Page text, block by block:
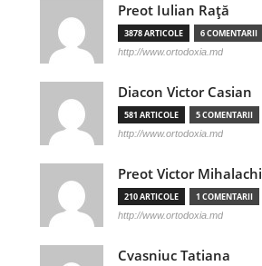
Preot Iulian Raţă
3878 ARTICOLE 6 COMENTARII
http://www.ortodoxia.md
Diacon Victor Casian
581 ARTICOLE 5 COMENTARII
http://www.ortodoxia.md
Preot Victor Mihalachi
210 ARTICOLE 1 COMENTARII
http://www.ortodoxia.md
Cvasniuc Tatiana